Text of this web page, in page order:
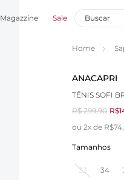
Magazzine Sale
Home
ANACAPRI
TÊNIS SOFI
R$ 299,90
ou 2x de
Tamanhos
33 34